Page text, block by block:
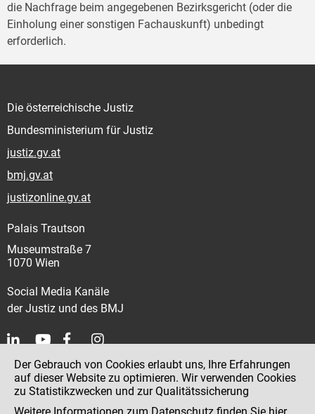
die Nachfrage beim angegebenen Bezirksgericht (oder die
Einholung einer sonstigen Fachauskunft) unbedingt
erforderlich.
Die österreichische Justiz
Bundesministerium für Justiz
justiz.gv.at
bmj.gv.at
justizonline.gv.at
Palais Trautson
Museumstraße 7
1070 Wien
Social Media Kanäle
der Justiz und des BMJ
Kontakt
Impressum
Der Gebrauch von Cookies erlaubt uns, Ihre Erfahrungen
auf dieser Website zu optimieren. Wir verwenden Cookies
zu Statistikzwecken und zur Qualitätssicherung